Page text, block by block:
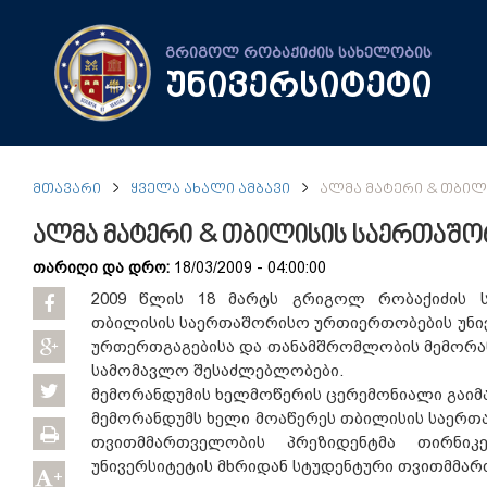
გრიგოლ რობაქიძის სახელობის
უნივერსიტეტი
ᲛᲗᲐᲕᲐᲠᲘ ᲧᲕᲔᲚᲐ ᲐᲮᲐᲚᲘ ᲐᲛᲑᲐᲕᲘ ᲐᲚᲛᲐ ᲛᲐᲢᲔᲠᲘ &
ალმა მატერი & თბილისის
თარიღი და დრო: 18/03/2009 - 04:00:00
+
2009 წლის 18 მარტს გრიგოლ რობაქიძის
თბილისის საერთაშორისო ურთიერთობების
ურთერთგაგებისა და თანამშრომლობის
სამომავლო შესაძლებლობები.
მემორანდუმის ხელმოწერის ცერემონიალი
მემორანდუმს ხელი მოაწერეს თბილისის
თვითმმართველობის პრეზიდენტმა
უნივერსიტეტის მხრიდან სტუდენტური